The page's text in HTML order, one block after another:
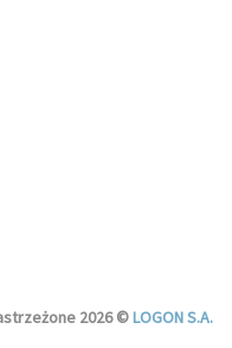
2026 ©LOGON S.A.